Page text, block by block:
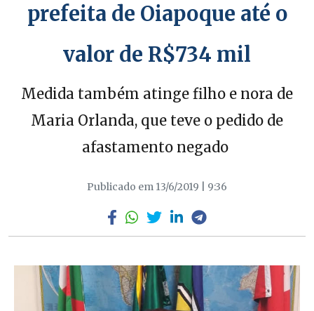
prefeita de Oiapoque até o
valor de R$734 mil
Medida também atinge filho e nora de
Maria Orlanda, que teve o pedido de
afastamento negado
Publicado em 13/6/2019 | 9:36